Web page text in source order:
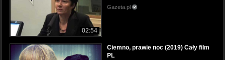
02:54
Gazeta.pl
Ciemno, prawie noc (2019) Cały film
PL